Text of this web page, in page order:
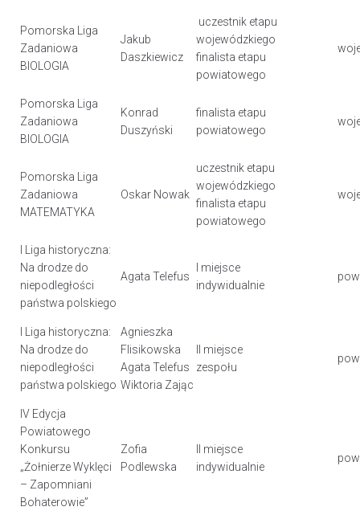
Pomorska Liga
Zadaniowa
BIOLOGIA
Jakub
Daszkiewicz
uczestnik etapu
wojewódzkiego
finalista etapu
powiatowego
Pomorska Liga
Zadaniowa
BIOLOGIA
Konrad
Duszyński
finalista etapu
powiatowego
Pomorska Liga
Zadaniowa
MATEMATYKA
Oskar Nowak
uczestnik etapu
wojewódzkiego
finalista etapu
powiatowego
I Liga historyczna:
Na drodze do
niepodległości
państwa polskiego
Agata Telefus
I miejsce
indywidualnie
I Liga historyczna:
Na drodze do
niepodległości
państwa polskiego
Agnieszka
Flisikowska
Agata Telefus
Wiktoria Zając
II miejsce
zespołu
IV Edycja
Powiatowego
Konkursu
„Żołnierze Wyklęci
– Zapomniani
Bohaterowie”
Zofia
Podlewska
II miejsce
indywidualnie